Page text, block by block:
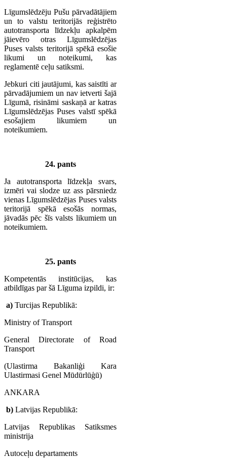
Līgumslēdzēju Pušu pārvadātājiem
un to valstu teritorijās reģistrēto
autotransporta līdzekļu apkalpēm
jāievēro otras Līgumslēdzējas
Puses valsts teritorijā spēkā esošie
likumi un noteikumi, kas
reglamentē ceļu satiksmi.
Jebkuri citi jautājumi, kas saistīti ar
pārvadājumiem un nav ietverti šajā
Līgumā, risināmi saskaņā ar katras
Līgumslēdzējas Puses valstī spēkā
esošajiem likumiem un
noteikumiem.
24. pants
Ja autotransporta līdzekļa svars,
izmēri vai slodze uz ass pārsniedz
vienas Līgumslēdzējas Puses valsts
teritorijā spēkā esošās normas,
jāvadās pēc šīs valsts likumiem un
noteikumiem.
25. pants
Kompetentās institūcijas, kas
atbildīgas par šā Līguma izpildi, ir:
a) Turcijas Republikā:
Ministry of Transport
General Directorate of Road
Transport
(Ulastirma Bakanliģi Kara
Ulastirmasi Genel Mūdūrlūģū)
ANKARA
b) Latvijas Republikā:
Latvijas Republikas Satiksmes
ministrija
Autoceļu departaments